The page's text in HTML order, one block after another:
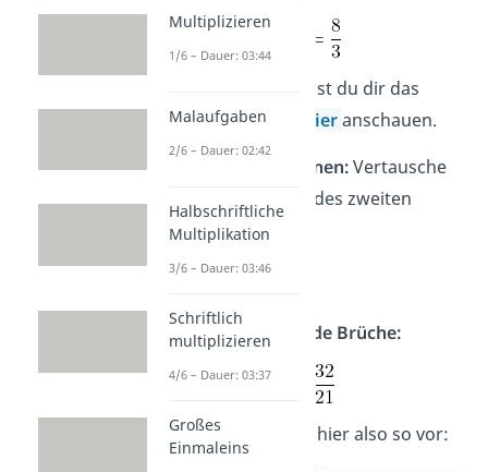
Genauer kannst du dir das
Umwandelnauch hieranschauen.
2. Kehrwert berechnen:Vertausche
Zähler und Nenner des zweiten
Bruchs.
3. Multipliziere beide Brüche:
Allgemein gehst du hier also so vor:
Multiplizieren
1/6 – Dauer: 03:44
Malaufgaben
2/6 – Dauer: 02:42
Halbschriftliche
Multiplikation
3/6 – Dauer: 03:46
Schriftlich
multiplizieren
4/6 – Dauer: 03:37
Großes
Einmaleins